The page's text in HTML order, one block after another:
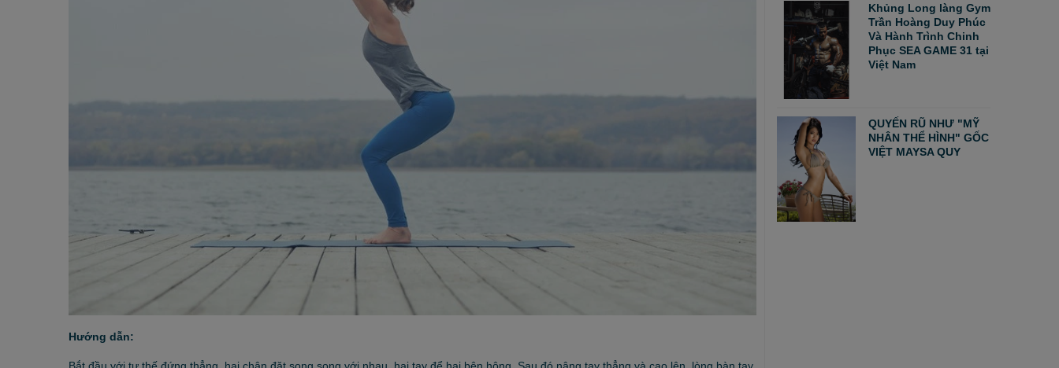
Hướng dẫn:
Khủng Long làng Gym
Trần Hoàng Duy Phúc
Và Hành Trình Chinh
Phục SEA GAME 31 tại
Việt Nam
QUYẾN RŨ NHƯ "MỸ
NHÂN THỂ HÌNH" GỐC
VIỆT MAYSA QUY